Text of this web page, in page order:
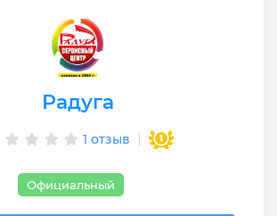
Радуга
1 отзыв
Официальный